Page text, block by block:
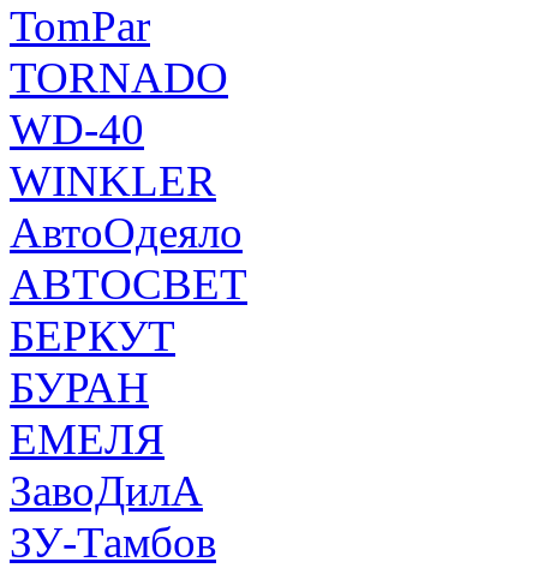
TomPar
TORNADO
WD-40
WINKLER
АвтоОдеяло
АВТОСВЕТ
БЕРКУТ
БУРАН
ЕМЕЛЯ
ЗавоДилА
ЗУ-Тамбов